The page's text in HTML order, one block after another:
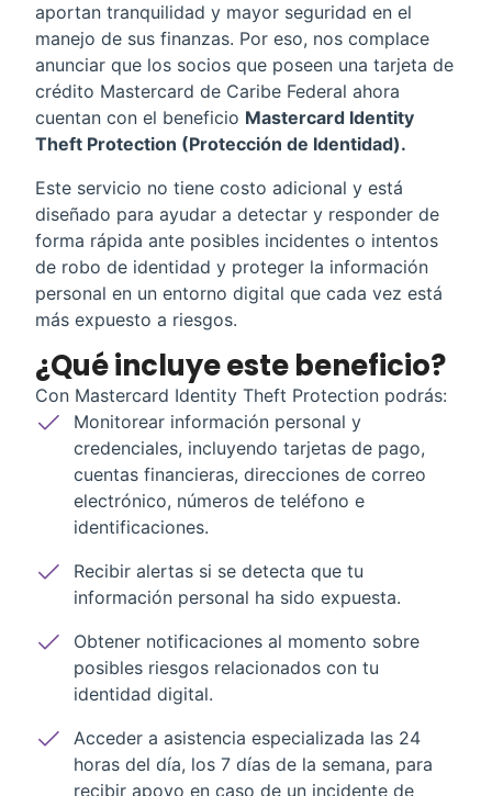
aportan tranquilidad y mayor seguridad en el
manejo de sus finanzas. Por eso, nos complace
anunciar que los socios que poseen una tarjeta de
crédito Mastercard de Caribe Federal ahora
cuentan con el beneficio Mastercard Identity
Theft Protection (Protección de Identidad).
Este servicio no tiene costo adicional y está
diseñado para ayudar a detectar y responder de
forma rápida ante posibles incidentes o intentos
de robo de identidad y proteger la información
personal en un entorno digital que cada vez está
más expuesto a riesgos.
¿Qué incluye este beneficio?
Con Mastercard Identity Theft Protection podrás:
Monitorear información personal y
credenciales, incluyendo tarjetas de pago,
cuentas financieras, direcciones de correo
electrónico, números de teléfono e
identificaciones.
Recibir alertas si se detecta que tu
información personal ha sido expuesta.
Obtener notificaciones al momento sobre
posibles riesgos relacionados con tu
identidad digital.
Acceder a asistencia especializada las 24
horas del día, los 7 días de la semana, para
recibir apoyo en caso de un incidente de